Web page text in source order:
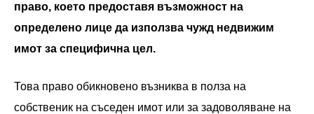
право, което предоставя възможност на
определено лице да използва чужд недвижим
имот за специфична цел.
Това право обикновено възниква в полза на
собственик на съседен имот или за задоволяване на